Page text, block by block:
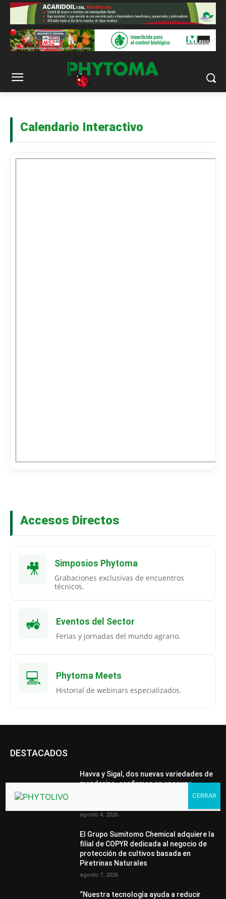
Calendario Interactivo
Accesos Directos
🎥 Simposios Phytoma
Grabaciones exclusivas de encuentros
técnicos.
🚜 Eventos del Sector
Ferias y jornadas del mundo agrario.
💻 Phytoma Meets
Historial de webinars especializados.
DESTACADOS
Havva y Sigal, dos nuevas variedades de
mandarino, confirman en ensayos
independientes su mayor resistencia
agosto 4, 2026
El Grupo Sumitomo Chemical adquiere la
filial de COPYR dedicada al negocio de
protección de cultivos basada en
Piretrinas Naturales
agosto 7, 2026
“Nuestra tecnología ayuda a reducir